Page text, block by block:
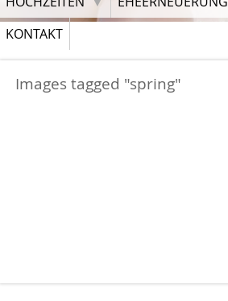
KONTAKT
Images tagged "spring"